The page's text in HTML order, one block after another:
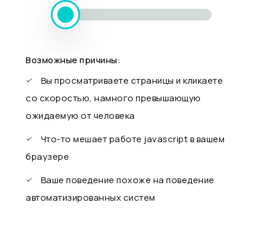
Возможные причины:
Вы просматриваете страницы и кликаете
со скоростью, намного превышающую
ожидаемую от человека
Что-то мешает работе javascript в вашем
браузере
Ваше поведение похоже на поведение
автоматизированных систем